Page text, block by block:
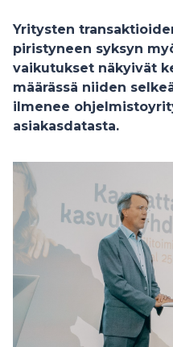
Yritysten
piristyneen syksyn
vaikutukset näkyivät
määrässä niiden
ilmenee
asiakasdatasta.